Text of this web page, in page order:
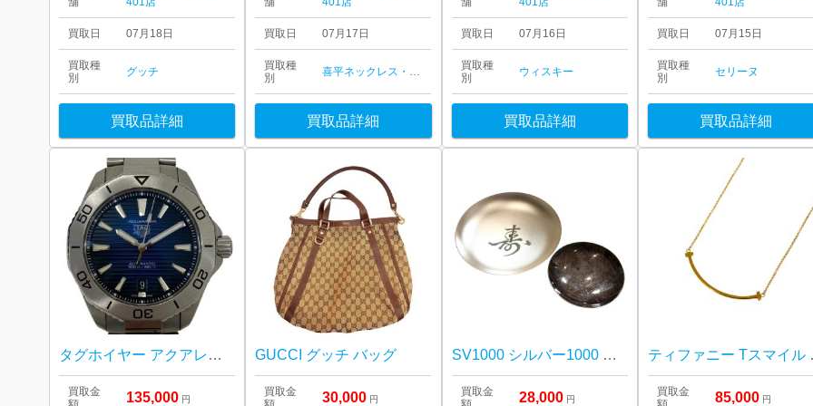
買取日 07月18日
買取種
別
グッチ
買取品詳細
買取日 07月17日
買取種
別
喜平ネックレス・ブレスレット
買取品詳細
買取日 07月16日
買取種
別
ウィスキー
買取品詳細
買取日 07月15日
買取種
別
セリーヌ
買取品詳細
タグホイヤー アクアレーサー
買取金
135,000 円
GUCCI グッチ バッグ
買取金
30,000 円
SV1000 シルバー1000 純銀 銀杯 おまとめ
買取金
28,000 円
ティ
買取金
85,000 円